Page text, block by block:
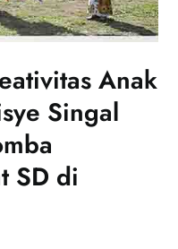
Anak
Singal
SD di